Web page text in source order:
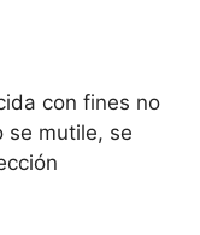
con fines no
se mutile, se